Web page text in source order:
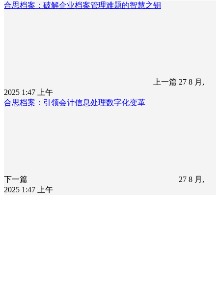
合思档案：破解企业档案管理难题的智慧之钥
上一篇 27 8 月,
2025 1:47 上午
合思档案：引领会计信息处理数字化变革
下一篇
27 8 月,
2025 1:47 上午